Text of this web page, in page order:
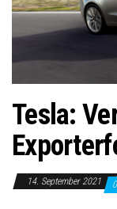
Tesla:
14. September 2021 0